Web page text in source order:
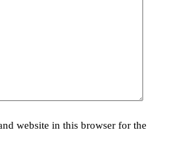
website in this browser for the